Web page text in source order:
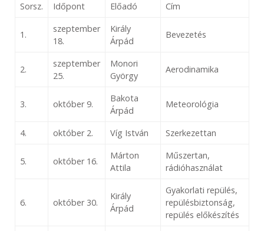
Sorsz. Időpont Előadó Cím
1.
szeptember
18.
Király
Árpád
Bevezetés
2.
szeptember
25.
Monori
György
Aerodinamika
3. október 9.
Bakota
Árpád
Meteorológia
4. október 2. Víg István Szerkezettan
5. október 16.
Márton
Attila
Műszertan,
rádióhasználat
6. október 30.
Király
Árpád
Gyakorlati repülés,
repülésbiztonság,
repülés előkészítés